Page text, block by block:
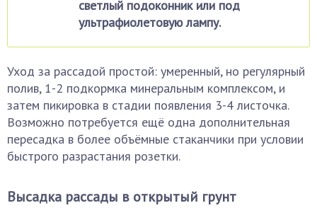
светлый подоконник или под
ультрафиолетовую лампу.
Уход за рассадой простой: умеренный, но регулярный
полив, 1-2 подкормка минеральным комплексом, и
затем пикировка в стадии появления 3-4 листочка.
Возможно потребуется ещё одна дополнительная
пересадка в более объёмные стаканчики при условии
быстрого разрастания розетки.
Высадка рассады в открытый грунт